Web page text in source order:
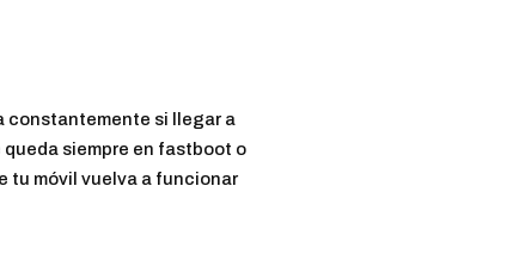
constantemente si llegar a
siempre en fastboot o
tu móvil vuelva a funcionar